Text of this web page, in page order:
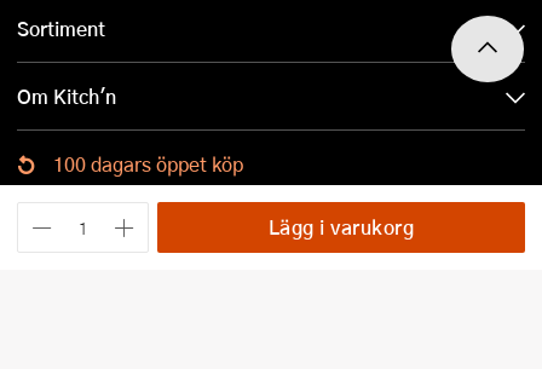
Lägg i varukorg
Sortiment
Om Kitch'n
100 dagars öppet köp
Ladda ned Kitch´n-appen